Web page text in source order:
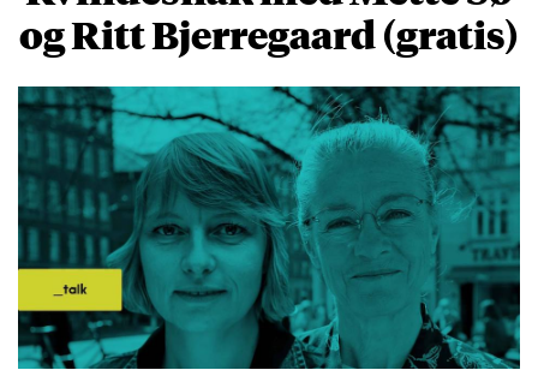
og Ritt Bjerregaard (gratis)